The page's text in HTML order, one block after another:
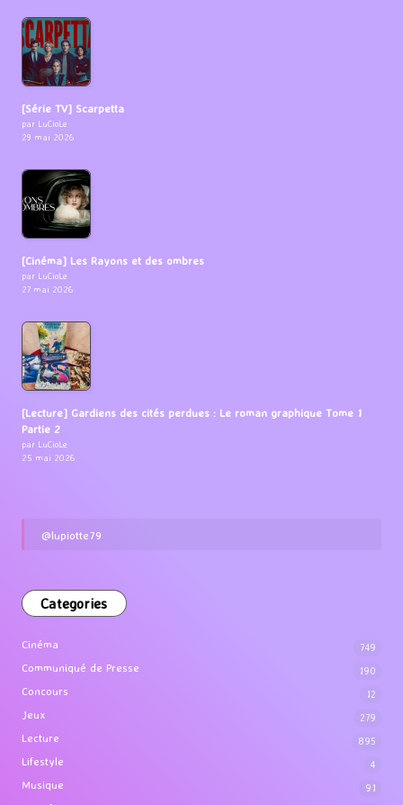
[Série TV] Scarpetta
par LuCioLe
29 mai 2026
[Cinéma] Les Rayons et des ombres
par LuCioLe
27 mai 2026
[Lecture] Gardiens des cités perdues : Le roman graphique Tome 1
Partie 2
par LuCioLe
25 mai 2026
@lupiotte79
Categories
Cinéma 749
Communiqué de Presse 190
Concours 12
Jeux 279
Lecture 895
Lifestyle 4
Musique 91